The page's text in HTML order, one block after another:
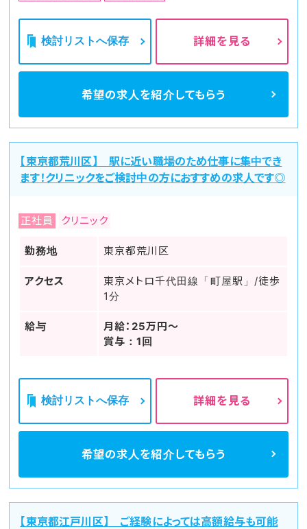
検討リストへ保存 詳細を見る
希望の求人を紹介してもらう
【東京都荒川区】 駅に近い職場のため仕事に集中でき
ます！クリニックをご検討中の方におすすめの求人です◎
正社員 クリニック
勤務地 東京都荒川区
アクセス
東京メトロ千代田線「町屋駅」/徒歩
1分
給与
月給：25万円～
賞与：1回
検討リストへ保存 詳細を見る
希望の求人を紹介してもらう
【東京都江戸川区】 ご経験によっては高額給与も可能